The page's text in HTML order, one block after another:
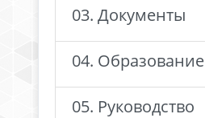
03. Документы
04. Образование
05. Руководство